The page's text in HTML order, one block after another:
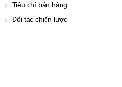
Tiêu chí bán hàng
Đối tác chiến lược